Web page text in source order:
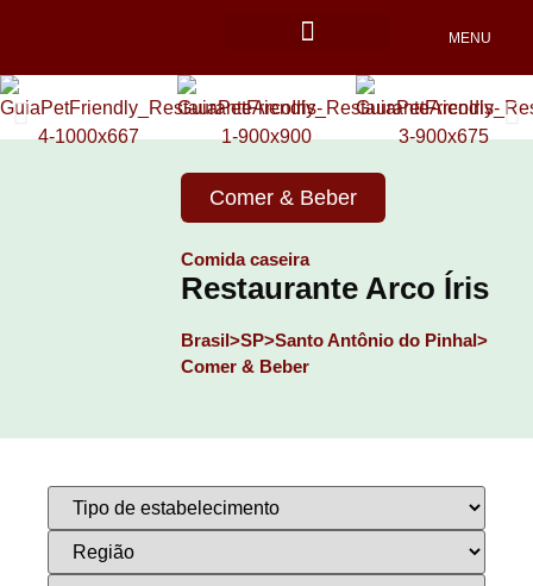
MENU
Comer & Beber
Comida caseira
Restaurante Arco Íris
Brasil>SP>Santo Antônio do Pinhal>
Comer & Beber